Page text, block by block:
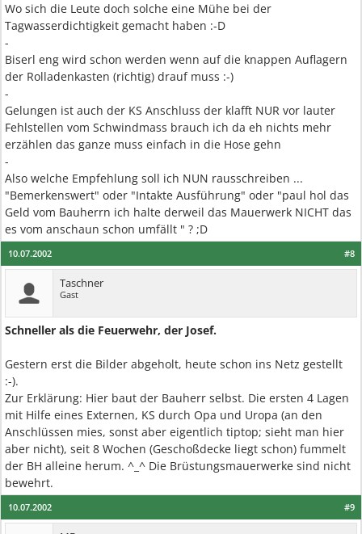
Wo sich die Leute doch solche eine Mühe bei der
Tagwasserdichtigkeit gemacht haben :-D
-
Biserl eng wird schon werden wenn auf die knappen Auflagern
der Rolladenkasten (richtig) drauf muss :-)
-
Gelungen ist auch der KS Anschluss der klafft NUR vor lauter
Fehlstellen vom Schwindmass brauch ich da eh nichts mehr
erzählen das ganze muss einfach in die Hose gehn
-
Also welche Empfehlung soll ich NUN rausschreiben ...
"Bemerkenswert" oder "Intakte Ausführung" oder "paul hol das
Geld vom Bauherrn ich halte derweil das Mauerwerk NICHT das
es vom anschaun schon umfällt " ? ;D
#8
10.07.2002
Taschner
Gast
Schneller als die Feuerwehr, der Josef.
Gestern erst die Bilder abgeholt, heute schon ins Netz gestellt
:-).
Zur Erklärung: Hier baut der Bauherr selbst. Die ersten 4 Lagen
mit Hilfe eines Externen, KS durch Opa und Uropa (an den
Anschlüssen mies, sonst aber eigentlich tiptop; sieht man hier
aber nicht), seit 8 Wochen (Geschoßdecke liegt schon) fummelt
der BH alleine herum. ^_^ Die Brüstungsmauerwerke sind nicht
bewehrt.
#9
10.07.2002